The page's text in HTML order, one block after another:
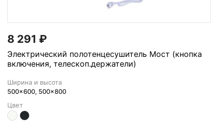
8 291 ₽
Электрический полотенцесушитель Мост (кнопка
включения, телескоп.держатели)
Ширина и высота
500x600, 500x800
Цвет